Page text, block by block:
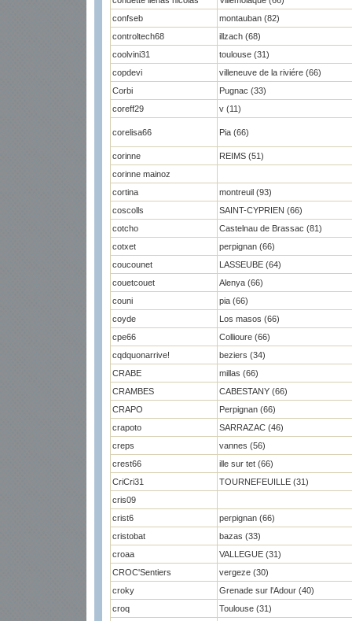
confseb
montauban (82)
controltech68
illzach (68)
coolvini31
toulouse (31)
copdevi
villeneuve de la riviére (66)
Corbi
Pugnac (33)
coreff29
v (11)
corelisa66 Pia (66)
corinne
REIMS (51)
corinne mainoz
cortina
montreuil (93)
coscolls
SAINT-CYPRIEN (66)
cotcho
Castelnau de Brassac (81)
cotxet
perpignan (66)
coucounet
LASSEUBE (64)
couetcouet
Alenya (66)
couni
pia (66)
coyde
Los masos (66)
cpe66
Collioure (66)
cqdquonarrive!
beziers (34)
CRABE
millas (66)
CRAMBES
CABESTANY (66)
CRAPO
Perpignan (66)
crapoto
SARRAZAC (46)
creps
vannes (56)
crest66
ille sur tet (66)
CriCri31
TOURNEFEUILLE (31)
cris09
crist6
perpignan (66)
cristobat
bazas (33)
croaa
VALLEGUE (31)
CROC'Sentiers
vergeze (30)
croky
Grenade sur l'Adour (40)
croq
Toulouse (31)